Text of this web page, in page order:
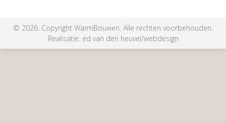
© 2026. Copyright WarmBouwen. Alle rechten voorbehouden.
Realisatie: ed van den heuvel/webdesign